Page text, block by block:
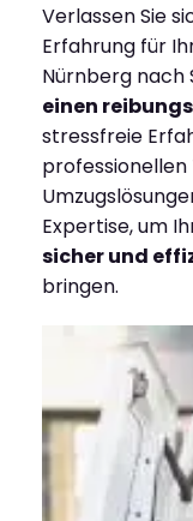
Verlassen Sie
Erfahrung für
Nürnberg nach
einen
stressfreie
Expertise, um
sicher und
bringen.